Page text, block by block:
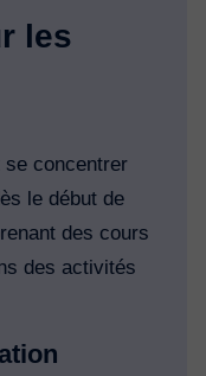
les
se concentrer
le début de
des cours
des activités